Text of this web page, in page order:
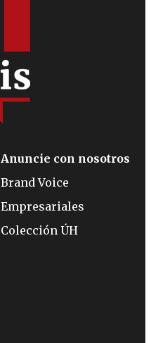
Anuncie con nosotros
Brand Voice
Empresariales
Colección ÚH